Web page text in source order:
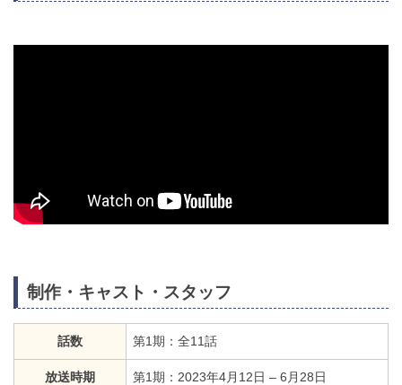
制作・キャスト・スタッフ
話数 第1期：全11話
放送時期 第1期：2023年4月12日 – 6月28日